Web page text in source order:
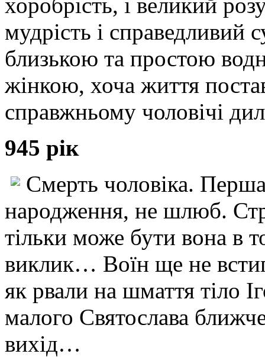
мудрість і справедливий
близькою та простою
жінкою, хоча життя
справжньому чоловічі
945 рік
Смерть чоловіка.
народження, не шлюб.
тільки може бути вона в
виклик… Воїн ще не
як рвали на шмаття тіло
малого Святослава
вихід…